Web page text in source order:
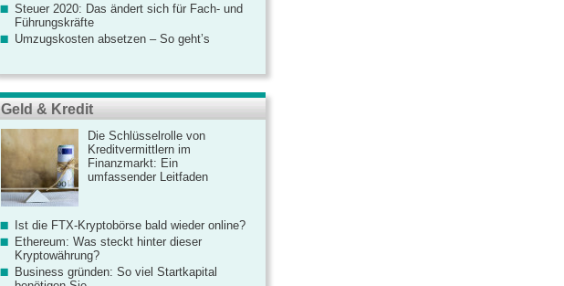
Steuer 2020: Das ändert sich für Fach- und
Führungskräfte
Umzugskosten absetzen – So geht’s
Geld & Kredit
Die Schlüsselrolle von
Kreditvermittlern im
Finanzmarkt: Ein
umfassender Leitfaden
Ist die FTX-Kryptobörse bald wieder online?
Ethereum: Was steckt hinter dieser
Kryptowährung?
Business gründen: So viel Startkapital